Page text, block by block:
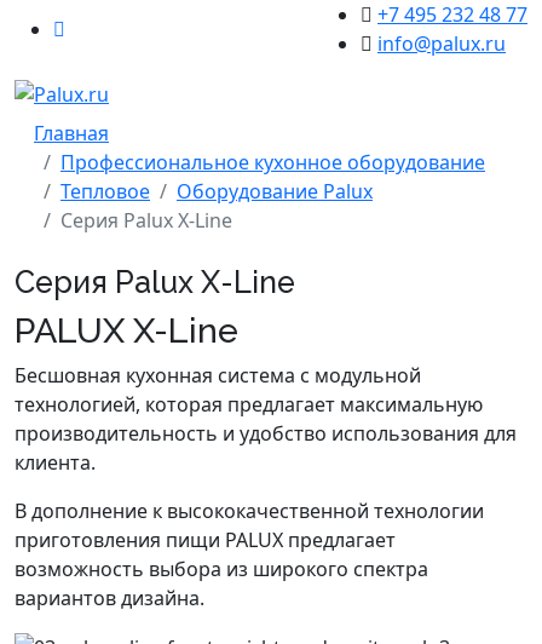
+7 495 232 48 77
info@palux.ru
Главная
Профессиональное кухонное оборудование
Тепловое
Оборудование Palux
Серия Palux X-Line
Серия Palux X-Line
PALUX X-Line
Бесшовная кухонная система с модульной
технологией, которая предлагает максимальную
производительность и удобство использования для
клиента.
В дополнение к высококачественной технологии
приготовления пищи PALUX предлагает
возможность выбора из широкого спектра
вариантов дизайна.